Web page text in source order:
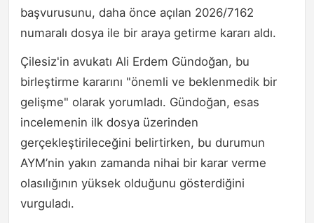
başvurusunu, daha önce açılan 2026/7162
numaralı dosya ile bir araya getirme kararı aldı.
Çilesiz'in avukatı Ali Erdem Gündoğan, bu
birleştirme kararını "önemli ve beklenmedik bir
gelişme" olarak yorumladı. Gündoğan, esas
incelemenin ilk dosya üzerinden
gerçekleştirileceğini belirtirken, bu durumun
AYM’nin yakın zamanda nihai bir karar verme
olasılığının yüksek olduğunu gösterdiğini
vurguladı.